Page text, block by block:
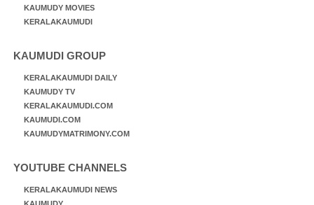
KAUMUDY MOVIES
KERALAKAUMUDI
KAUMUDI GROUP
KERALAKAUMUDI DAILY
KAUMUDY TV
KERALAKAUMUDI.COM
KAUMUDI.COM
KAUMUDYMATRIMONY.COM
YOUTUBE CHANNELS
KERALAKAUMUDI NEWS